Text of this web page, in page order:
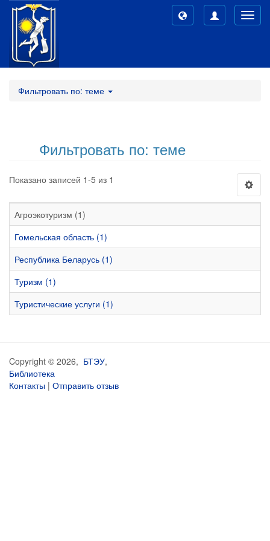
Фильтровать по: теме
Фильтровать по: теме
Показано записей 1-5 из 1
Агроэкотуризм (1)
Гомельская область (1)
Республика Беларусь (1)
Туризм (1)
Туристические услуги (1)
Copyright © 2026, БТЭУ,
Библиотека
Контакты | Отправить отзыв